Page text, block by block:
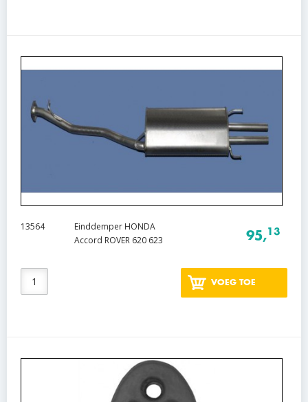
13564
Einddemper HONDA
Accord ROVER 620 623
95,13
VOEG TOE